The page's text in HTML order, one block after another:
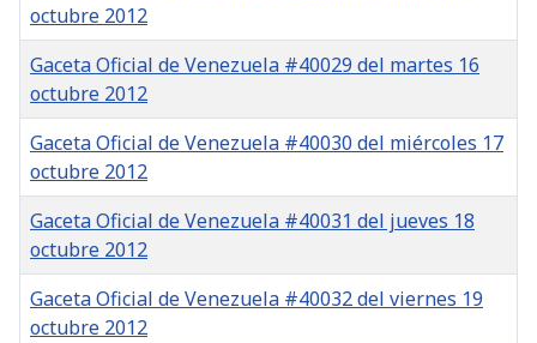
octubre 2012
Gaceta Oficial de Venezuela #40029 del martes 16
octubre 2012
Gaceta Oficial de Venezuela #40030 del miércoles 17
octubre 2012
Gaceta Oficial de Venezuela #40031 del jueves 18
octubre 2012
Gaceta Oficial de Venezuela #40032 del viernes 19
octubre 2012